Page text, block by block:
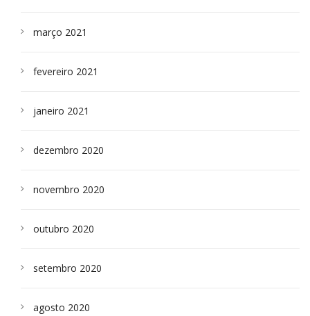
março 2021
fevereiro 2021
janeiro 2021
dezembro 2020
novembro 2020
outubro 2020
setembro 2020
agosto 2020